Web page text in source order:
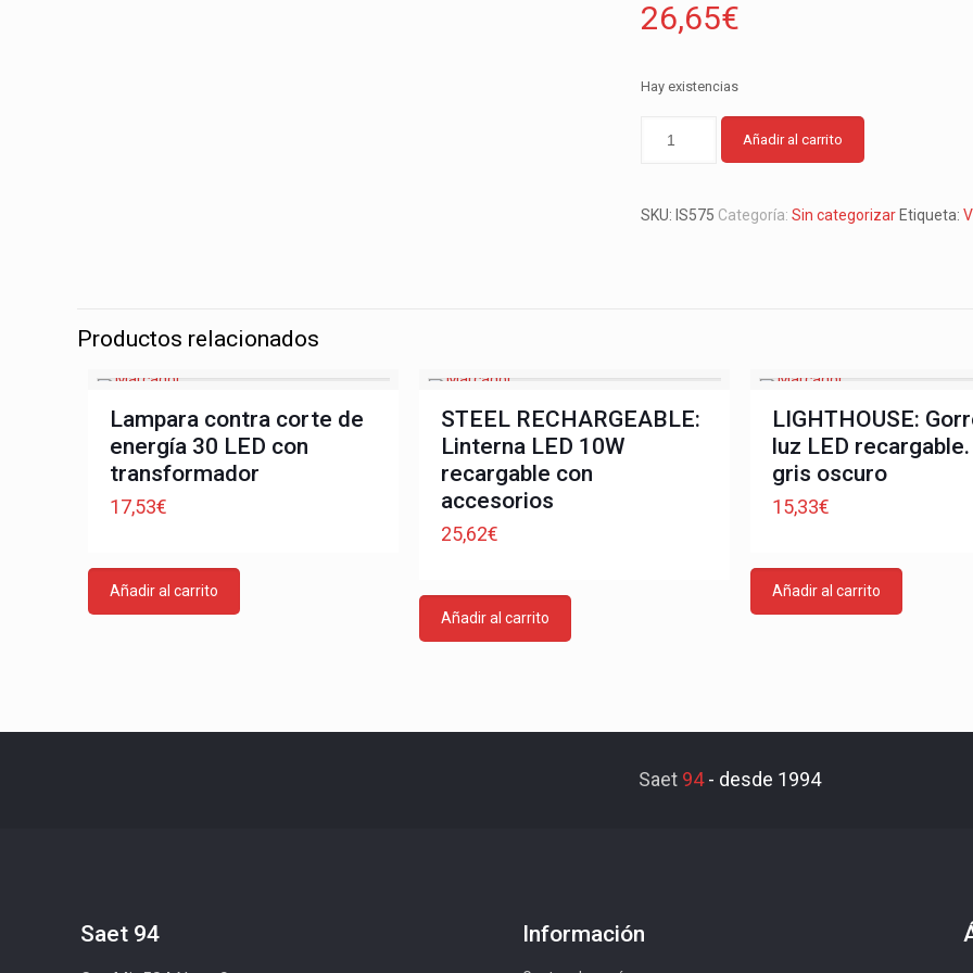
26,65€
Hay existencias
Añadir al carrito
SKU: IS575 Categoría:Sin categorizar Etiqueta:
Productos relacionados
Lampara contra corte de
energía 30 LED con
transformador
17,53€
Añadir al carrito
STEEL RECHARGEABLE:
Linterna LED 10W
recargable con
accesorios
25,62€
Añadir al carrito
LIGHTHOUSE:
luz LED
gris oscuro
15,33€
Añadir al carrito
Saet 94- desde 1994
Saet 94 Información